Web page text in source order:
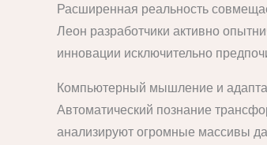
Расширенная реальность
Леон разработчики активно
инновации исключительно
Компьютерный мышление и
Автоматический познание
анализируют огромные массивы